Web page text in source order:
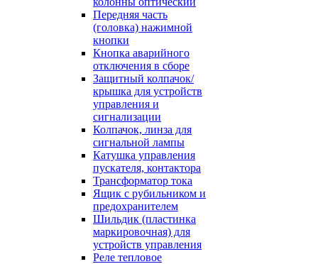
Передняя часть
(головка) нажимной
кнопки
Кнопка аварийного
отключения в сборе
Защитный колпачок/
крышка для устройств
управления и
сигнализации
Колпачок, линза для
сигнальной лампы
Катушка управления
пускателя, контактора
Трансформатор тока
Ящик с рубильником и
предохранителем
Шильдик (пластинка
маркировочная) для
устройств управления
Реле тепловое